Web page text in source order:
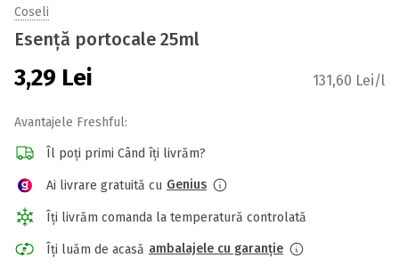
Coseli
Esență portocale 25ml
3,29 Lei 131,60 Lei/l
Avantajele Freshful:
Îl poți primi Când îți livrăm?
Ai livrare gratuită cu Genius
Îți livrăm comanda la temperatură controlată
Îți luăm de acasă ambalajele cu garanție